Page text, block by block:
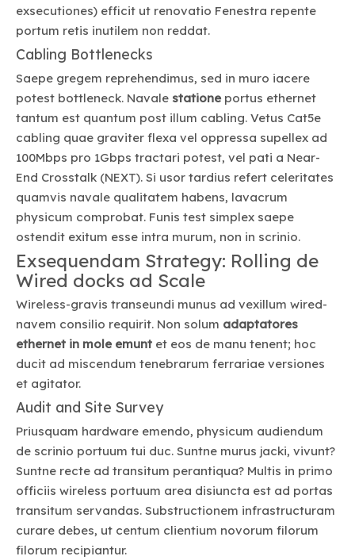
exsecutiones) efficit ut renovatio Fenestra repente
portum retis inutilem non reddat.
Cabling Bottlenecks
Saepe gregem reprehendimus, sed in muro iacere
potest bottleneck. Navale statione portus ethernet
tantum est quantum post illum cabling. Vetus Cat5e
cabling quae graviter flexa vel oppressa supellex ad
100Mbps pro 1Gbps tractari potest, vel pati a Near-
End Crosstalk (NEXT). Si usor tardius refert celeritates
quamvis navale qualitatem habens, lavacrum
physicum comprobat. Funis test simplex saepe
ostendit exitum esse intra murum, non in scrinio.
Exsequendam Strategy: Rolling de
Wired docks ad Scale
Wireless-gravis transeundi munus ad vexillum wired-
navem consilio requirit. Non solum adaptatores
ethernet in mole emunt et eos de manu tenent; hoc
ducit ad miscendum tenebrarum ferrariae versiones
et agitator.
Audit and Site Survey
Priusquam hardware emendo, physicum audiendum
de scrinio portuum tui duc. Suntne murus jacki, vivunt?
Suntne recte ad transitum perantiqua? Multis in primo
officiis wireless portuum area disiuncta est ad portas
transitum servandas. Substructionem infrastructuram
curare debes, ut centum clientium novorum filorum
filorum recipiantur.